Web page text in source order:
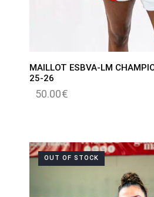
MAILLOT ESBVA-LM
25-26
50.00€
OUT OF STOCK